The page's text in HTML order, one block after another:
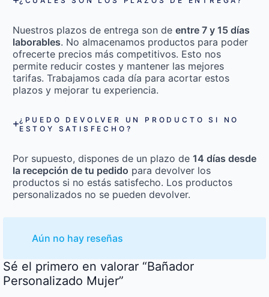
Nuestros plazos de entrega son de entre 7 y 15 días
laborables. No almacenamos productos para poder
ofrecerte precios más competitivos. Esto nos
permite reducir costes y mantener las mejores
tarifas. Trabajamos cada día para acortar estos
plazos y mejorar tu experiencia.
¿PUEDO DEVOLVER UN PRODUCTO SI NO
ESTOY SATISFECHO?
Por supuesto, dispones de un plazo de 14 días desde
la recepción de tu pedido para devolver los
productos si no estás satisfecho. Los productos
personalizados no se pueden devolver.
Aún no hay reseñas
Sé el primero en valorar “Bañador
Personalizado Mujer”